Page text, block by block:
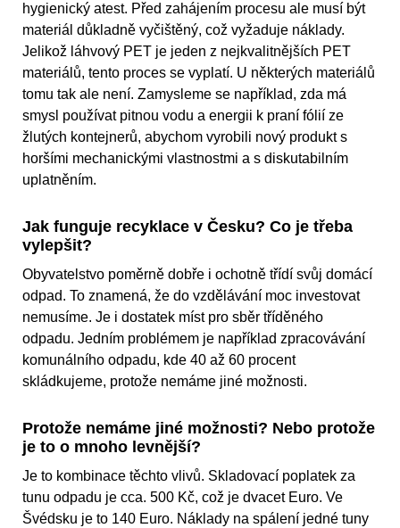
hygienický atest. Před zahájením procesu ale musí být
materiál důkladně vyčištěný, což vyžaduje náklady.
Jelikož láhvový PET je jeden z nejkvalitnějších PET
materiálů, tento proces se vyplatí. U některých materiálů
tomu tak ale není. Zamysleme se například, zda má
smysl používat pitnou vodu a energii k praní fólií ze
žlutých kontejnerů, abychom vyrobili nový produkt s
horšími mechanickými vlastnostmi a s diskutabilním
uplatněním.
Jak funguje recyklace v Česku? Co je třeba
vylepšit?
Obyvatelstvo poměrně dobře i ochotně třídí svůj domácí
odpad. To znamená, že do vzdělávání moc investovat
nemusíme. Je i dostatek míst pro sběr tříděného
odpadu. Jedním problémem je například zpracovávání
komunálního odpadu, kde 40 až 60 procent
skládkujeme, protože nemáme jiné možnosti.
Protože nemáme jiné možnosti? Nebo protože
je to o mnoho levnější?
Je to kombinace těchto vlivů. Skladovací poplatek za
tunu odpadu je cca. 500 Kč, což je dvacet Euro. Ve
Švédsku je to 140 Euro. Náklady na spálení jedné tuny